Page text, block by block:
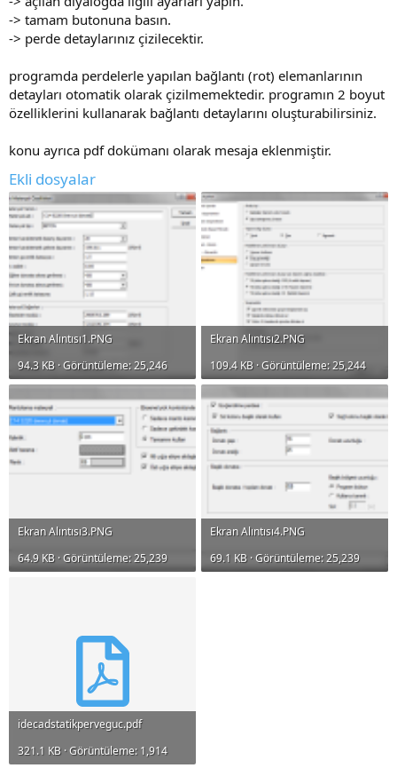
-> tamam butonuna basın.
-> perde detaylarınız çizilecektir.
programda perdelerle yapılan bağlantı (rot) elemanlarının
detayları otomatik olarak çizilmemektedir. programın 2 boyut
özelliklerini kullanarak bağlantı detaylarını oluşturabilirsiniz.
konu ayrıca pdf dokümanı olarak mesaja eklenmiştir.
Ekli dosyalar
Ekran Alıntısı1.PNG
94.3 KB · Görüntüleme: 25,246
Ekran Alıntısı2.PNG
109.4 KB · Görüntüleme: 25,244
Ekran Alıntısı3.PNG
64.9 KB · Görüntüleme: 25,239
Ekran Alıntısı4.PNG
69.1 KB · Görüntüleme: 25,239
idecadstatikperveguc.pdf
321.1 KB · Görüntüleme: 1,914